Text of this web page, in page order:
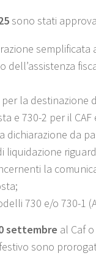
sono stati
dell’assistenza
la destinazione
e 730-2 per il
dichiarazione da
la
730 e/o 730-1
settembre al Caf
sono